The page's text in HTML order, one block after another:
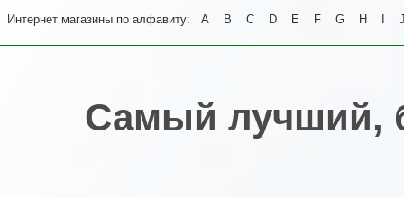
Интернет магазины по алфавиту: A B C D E F G H
Самый лучший,